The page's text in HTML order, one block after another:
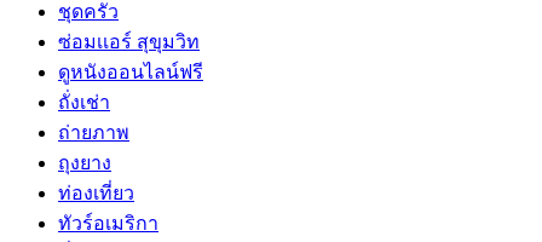
ชุดครัว
ซ่อมเเอร์ สุขุมวิท
ดูหนังออนไลน์ฟรี
ถั่งเช่า
ถ่ายภาพ
ถุงยาง
ท่องเที่ยว
ทัวร์อเมริกา